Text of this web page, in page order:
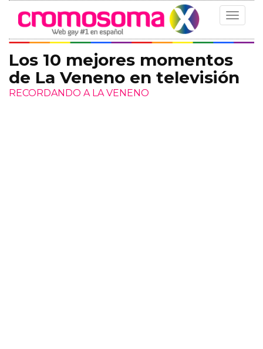
Toggle
Los 10 mejores momentos
de La Veneno en televisión
RECORDANDO A LA VENENO